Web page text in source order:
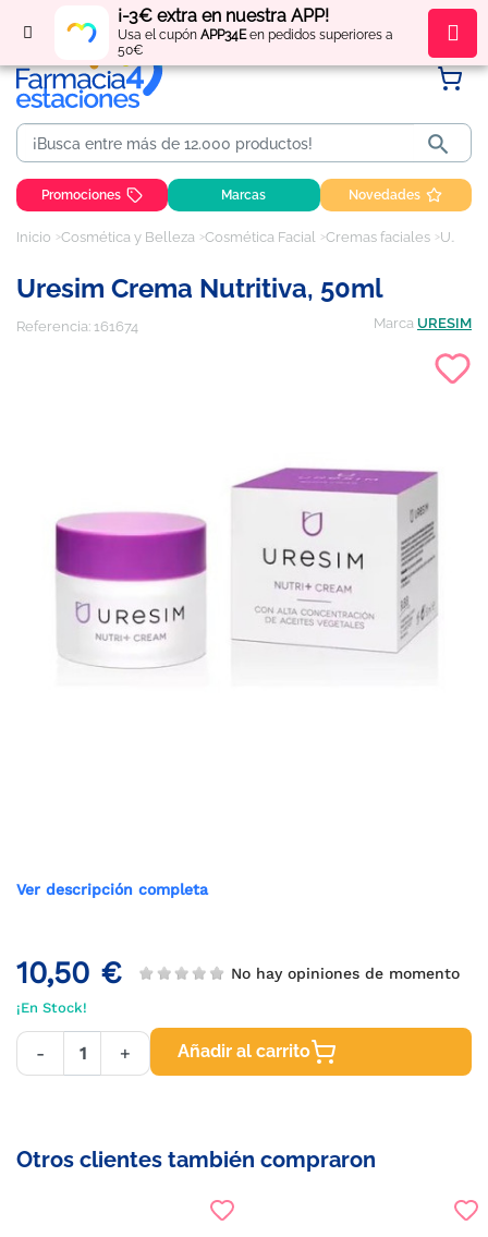
¡-3€ extra en nuestra APP!
Usa el cupón APP34Een pedidos superiores a
50€
Regístratey obténpuntos por tus compras

Promociones Marcas Novedades
Inicio Cosmética y Belleza Cosmética Facial Cremas faciales Uresim Crema Nutritiva, 50ml
Uresim Crema Nutritiva, 50ml
Referencia: 161674 Marca URESIM
Ver descripción completa
10,50 € No hay opiniones de momento
¡En Stock!
- + Añadir al carrito
Otros clientes también compraron